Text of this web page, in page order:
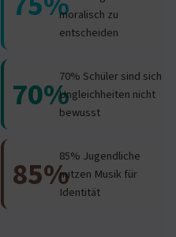
moralisch zu
entscheiden
70%70% Schüler sind sich
Ungleichheiten nicht
bewusst
85%85% Jugendliche
nutzen Musik für
Identität